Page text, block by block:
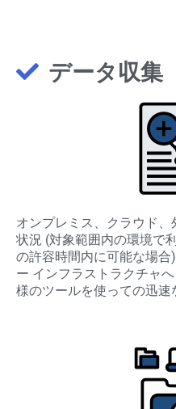
データ収集
オンプレミス、クラウド
状況 (対象範囲内の環境で
の許容時間内に可能な場
ー インフラストラクチャ
様のツールを使っての迅速